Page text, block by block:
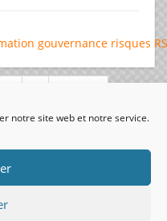
notre site web et notre service.
gouvernance risques